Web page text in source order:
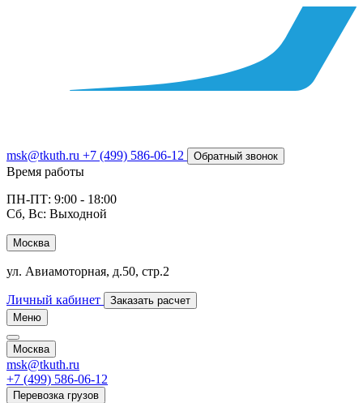
msk@tkuth.ru +7 (499) 586-06-12 Обратный звонок
Время работы
ПН-ПТ: 9:00 - 18:00
Сб, Вс: Выходной
Москва
ул. Авиамоторная, д.50, стр.2
Личный кабинет
Заказать расчет
Меню
Москва
msk@tkuth.ru
+7 (499) 586-06-12
Перевозка грузов